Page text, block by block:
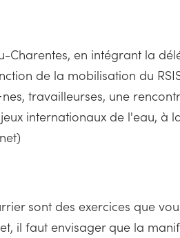
Charentes, en intégrant la
de la mobilisation du
travailleurses, une
internationaux de l'eau, à
sont des exercices que
il faut envisager que la